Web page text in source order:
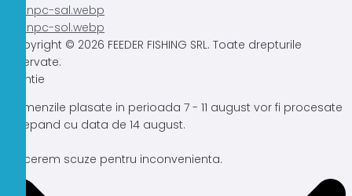
Copyright © 2026 FEEDER FISHING SRL. Toate drepturile
rezervate.
Atentie
Comenzile plasate in perioada 7 - 11 august vor fi procesate
incepand cu data de 14 august.
Ne cerem scuze pentru inconvenienta.